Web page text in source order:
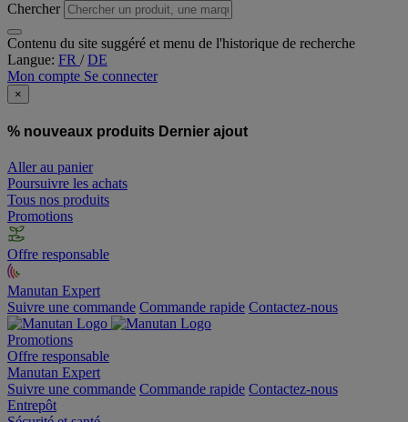
Chercher
Contenu du site suggéré et menu de l'historique de recherche
Langue: FR /DE
Mon compte Se connecter
×
% nouveaux produits Dernier ajout
Aller au panier
Poursuivre les achats
Tous nos produits
Promotions
Offre responsable
Manutan Expert
Suivre une commande Commande rapide Contactez-nous
Promotions
Offre responsable
Manutan Expert
Suivre une commande Commande rapide Contactez-nous
Entrepôt